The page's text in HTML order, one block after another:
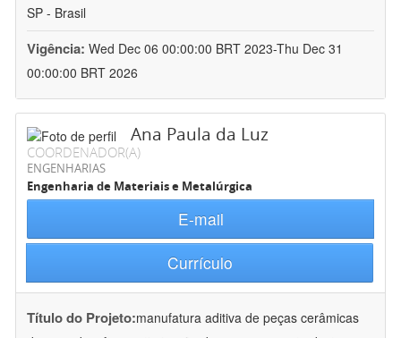
SP - Brasil
Vigência: Wed Dec 06 00:00:00 BRT 2023-Thu Dec 31
00:00:00 BRT 2026
Ana Paula da Luz
COORDENADOR(A)
ENGENHARIAS
Engenharia de Materiais e Metalúrgica
E-mail
Currículo
Título do Projeto:manufatura aditiva de peças cerâmicas